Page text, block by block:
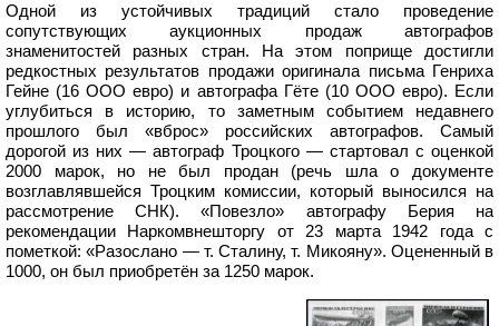
Одной из устойчивых традиций стало проведение
сопутствующих аукционных продаж автографов
знаменитостей разных стран. На этом поприще достигли
редкостных результатов продажи оригинала письма Генриха
Гейне (16 ООО евро) и автографа Гёте (10 ООО евро). Если
углубиться в историю, то заметным событием недавнего
прошлого был «вброс» российских автографов. Самый
дорогой из них — автограф Троцкого — стартовал с оценкой
2000 марок, но не был продан (речь шла о документе
возглавлявшейся Троцким комиссии, который выносился на
рассмотрение СНК). «Повезло» автографу Берия на
рекомендации Наркомвнешторгу от 23 марта 1942 года с
пометкой: «Разослано — т. Сталину, т. Микояну». Оцененный в
1000, он был приобретён за 1250 марок.